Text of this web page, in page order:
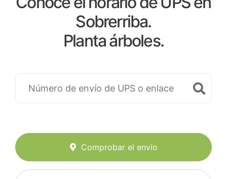
Sobrerriba.
Planta árboles.
Comprobar el envío